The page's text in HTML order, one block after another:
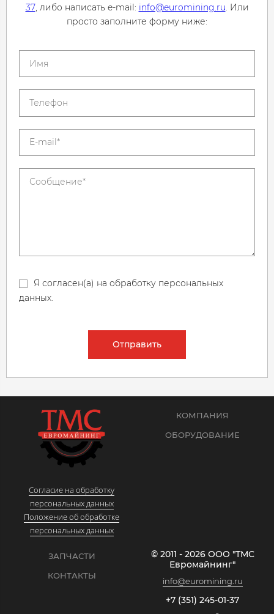
37, либо написать e-mail: info@euromining.ru. Или
просто заполните форму ниже:
Я согласен(а) на обработку персональных
данных.
Отправить
Согласие на обработку
персональных данных
Положение об обработке
персональных данных
КОМПАНИЯ
ОБОРУДОВАНИЕ
ЗАПЧАСТИ
КОНТАКТЫ
© 2011 - 2026 ООО "ТМС
Евромайнинг"
info@euromining.ru
+7 (351) 245-01-37